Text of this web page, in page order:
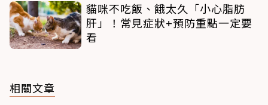
貓咪不吃飯、餓太久「小心脂肪
肝」！常見症狀+預防重點一定要
看
相關文章